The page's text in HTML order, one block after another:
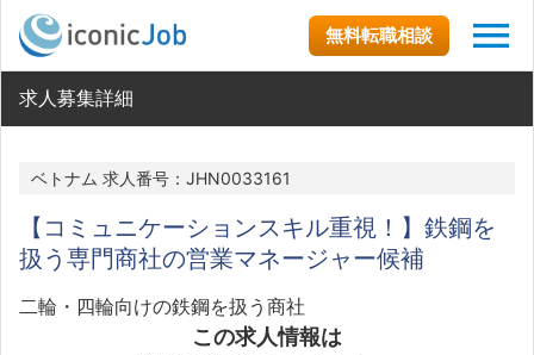
無料転職相談
求人募集詳細
ベトナム 求人番号：JHN0033161
【コミュニケーションスキル重視！】鉄鋼を
扱う専門商社の営業マネージャー候補
二輪・四輪向けの鉄鋼を扱う商社
この求人情報は